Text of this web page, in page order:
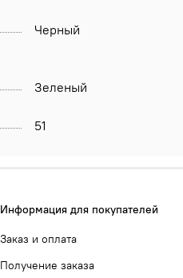
Черный
Зеленый
51
Информация для покупателей
Заказ и оплата
Получение заказа